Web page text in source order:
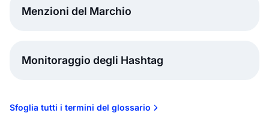
Menzioni del Marchio
Monitoraggio degli Hashtag
Sfoglia tutti i termini del glossario